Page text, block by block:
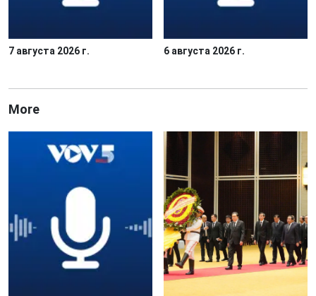
7 августа 2026 г. 6 августа 2026 г.
More